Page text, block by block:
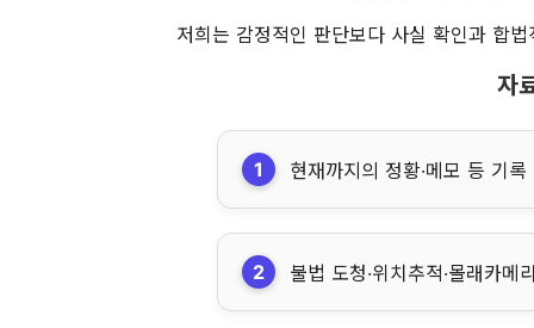
저희는 감정적인 판단보다 사실 확인과 합
자
현재까지의 정황·메모 등 기록
불법 도청·위치추적·몰래카메